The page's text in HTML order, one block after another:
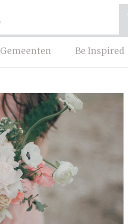
Gemeenten Be Inspired